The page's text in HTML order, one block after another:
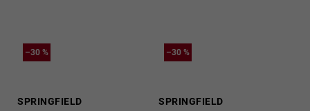
–30 %
SPRINGFIELD
–30 %
SPRINGFIELD